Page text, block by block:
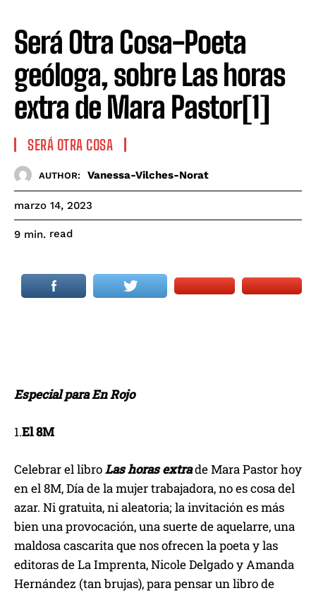
Será Otra Cosa-Poeta
geóloga, sobre Las horas
extra de Mara Pastor[1]
SERÁ OTRA COSA
AUTHOR: Vanessa-Vilches-Norat
marzo 14, 2023
9 min. read
Especial para En Rojo
1.El 8M
Celebrar el libroLas horas extrade Mara Pastor hoy
en el 8M, Día de la mujer trabajadora, no es cosa del
azar. Ni gratuita, ni aleatoria; la invitación es más
bien una provocación, una suerte de aquelarre, una
maldosa cascarita que nos ofrecen la poeta y las
editoras de La Imprenta, Nicole Delgado y Amanda
Hernández (tan brujas), para pensar un libro de